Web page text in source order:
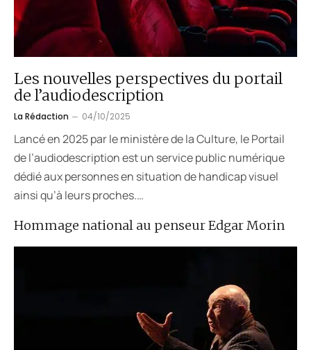
Hommage national au penseur Edgar Morin
Les nouvelles perspectives du portail
de l’audiodescription
La Rédaction 04/10/2025
Lancé en 2025 par le ministère de la Culture, le Portail
de l’audiodescription est un service public numérique
dédié aux personnes en situation de handicap visuel
ainsi qu’à leurs proches.…